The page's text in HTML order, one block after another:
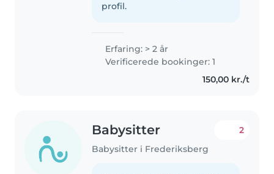
profil.
Erfaring: > 2 år
Verificerede bookinger: 1
150,00 kr./t
Babysitter
Babysitter i Frederiksberg
2